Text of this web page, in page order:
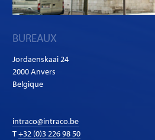
BUREAUX
Jordaenskaai 24
2000 Anvers
Belgique
intraco@intraco.be
T+32 (0)3 226 98 50